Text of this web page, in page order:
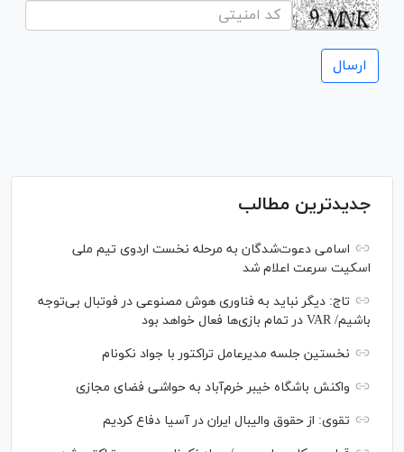
جدیدترین مطالب
اسامی دعوت‌شدگان به مرحله نخست اردوی تیم ملی
اسکیت سرعت اعلام شد
تاج: دیگر نباید به فناوری هوش مصنوعی در فوتبال بی‌توجه
باشیم/ VAR در تمام بازی‌ها فعال خواهد بود
نخستین جلسه مدیرعامل تراکتور با جواد نکونام
واکنش باشگاه خیبر خرم‌آباد به حواشی فضای مجازی
تقوی: از حقوق والیبال ایران در آسیا دفاع کردیم